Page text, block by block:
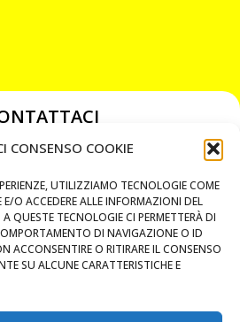
CONSENSO COOKIE
UTILIZZIAMO TECNOLOGIE COME
O ACCEDERE ALLE INFORMAZIONI DEL
QUESTE TECNOLOGIE CI PERMETTERÀ DI
DI NAVIGAZIONE O ID
ACCONSENTIRE O RITIRARE IL CONSENSO
SU ALCUNE CARATTERISTICHE E